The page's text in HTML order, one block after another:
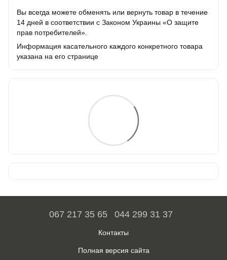
Вы всегда можете обменять или вернуть товар в течение
14 дней в соответствии с Законом Украины «О защите
прав потребителей».
Информация касательного каждого конкретного товара
указана на его странице
067 217 35 65 044 299 31 37
Контакты
Полная версия сайта